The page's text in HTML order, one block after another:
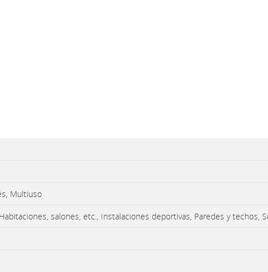
Multiuso
salones, etc., Instalaciones deportivas, Paredes y techos,